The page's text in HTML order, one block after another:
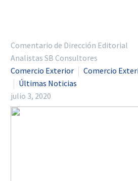
Comentario de Dirección Editorial
Analistas SB Consultores
Comercio Exterior
Comercio
Últimas Noticias
julio 3, 2020